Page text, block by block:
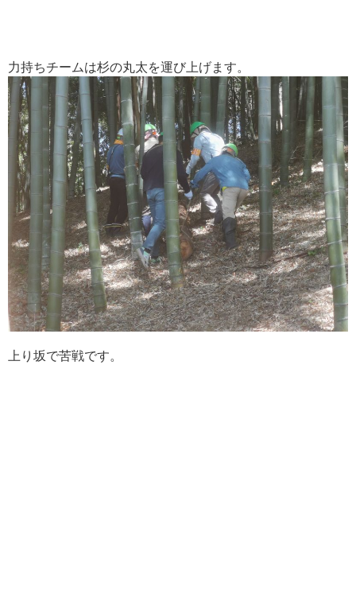
力持ちチームは杉の丸太を運び上げます。
上り坂で苦戦です。